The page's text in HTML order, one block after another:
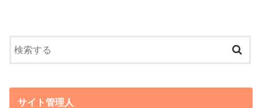
サイト管理人